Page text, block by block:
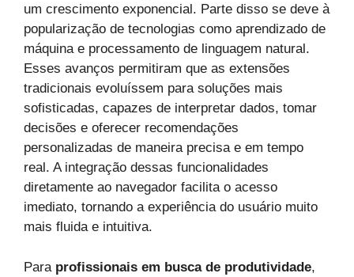
um crescimento exponencial. Parte disso se deve à
popularização de tecnologias como aprendizado de
máquina e processamento de linguagem natural.
Esses avanços permitiram que as extensões
tradicionais evoluíssem para soluções mais
sofisticadas, capazes de interpretar dados, tomar
decisões e oferecer recomendações
personalizadas de maneira precisa e em tempo
real. A integração dessas funcionalidades
diretamente ao navegador facilita o acesso
imediato, tornando a experiência do usuário muito
mais fluida e intuitiva.
Para profissionais em busca de produtividade,